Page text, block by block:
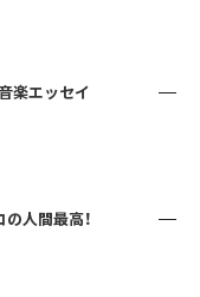
楽エッセイ
人間最高！